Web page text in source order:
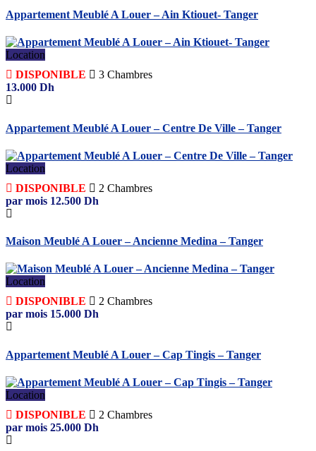
Appartement Meublé A Louer – Ain Ktiouet- Tanger
Location
DISPONIBLE
3 Chambres
13.000 Dh
Appartement Meublé A Louer – Centre De Ville – Tanger
Location
DISPONIBLE
2 Chambres
par mois 12.500 Dh
Maison Meublé A Louer – Ancienne Medina – Tanger
Location
DISPONIBLE
2 Chambres
par mois 15.000 Dh
Appartement Meublé A Louer – Cap Tingis – Tanger
Location
DISPONIBLE
2 Chambres
par mois 25.000 Dh